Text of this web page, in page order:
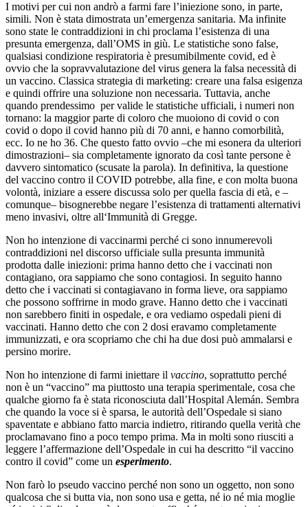
I motivi per cui non andrò a farmi fare l’iniezione sono, in parte,
simili. Non è stata dimostrata un’emergenza sanitaria. Ma infinite
sono state le contraddizioni in chi proclama l’esistenza di una
presunta emergenza, dall’OMS in giù. Le statistiche sono false,
qualsiasi condizione respiratoria è presumibilmente covid, ed è
ovvio che la sopravvalutazione del virus genera la falsa necessità di
un vaccino. Classica strategia di marketing: creare una falsa esigenza
e quindi offrire una soluzione non necessaria. Tuttavia, anche
quando prendessimo per valide le statistiche ufficiali, i numeri non
tornano: la maggior parte di coloro che muoiono di covid o con
covid o dopo il covid hanno più di 70 anni, e hanno comorbilità,
ecc. Io ne ho 36. Che questo fatto ovvio –che mi esonera da ulteriori
dimostrazioni– sia completamente ignorato da così tante persone è
davvero sintomatico (scusate la parola). In definitiva, la questione
del vaccino contro il COVID potrebbe, alla fine, e con molta buona
volontà, iniziare a essere discussa solo per quella fascia di età, e –
comunque– bisognerebbe negare l’esistenza di trattamenti alternativi
meno invasivi, oltre all‘Immunità di Gregge.
Non ho intenzione di vaccinarmi perché ci sono innumerevoli
contraddizioni nel discorso ufficiale sulla presunta immunità
prodotta dalle iniezioni: prima hanno detto che i vaccinati non
contagiano, ora sappiamo che sono contagiosi. In seguito hanno
detto che i vaccinati si contagiavano in forma lieve, ora sappiamo
che possono soffrirne in modo grave. Hanno detto che i vaccinati
non sarebbero finiti in ospedale, e ora vediamo ospedali pieni di
vaccinati. Hanno detto che con 2 dosi eravamo completamente
immunizzati, e ora scopriamo che chi ha due dosi può ammalarsi e
persino morire.
Non ho intenzione di farmi iniettare il vaccino, soprattutto perché
non è un “vaccino” ma piuttosto una terapia sperimentale, cosa che
qualche giorno fa è stata riconosciuta dall’Hospital Alemán. Sembra
che quando la voce si è sparsa, le autorità dell’Ospedale si siano
spaventate e abbiano fatto marcia indietro, ritirando quella verità che
proclamavano fino a poco tempo prima. Ma in molti sono riusciti a
leggere l’affermazione dell’Ospedale in cui ha descritto “il vaccino
contro il covid” come un esperimento.
Non farò lo pseudo vaccino perché non sono un oggetto, non sono
qualcosa che si butta via, non sono usa e getta, né io né mia moglie